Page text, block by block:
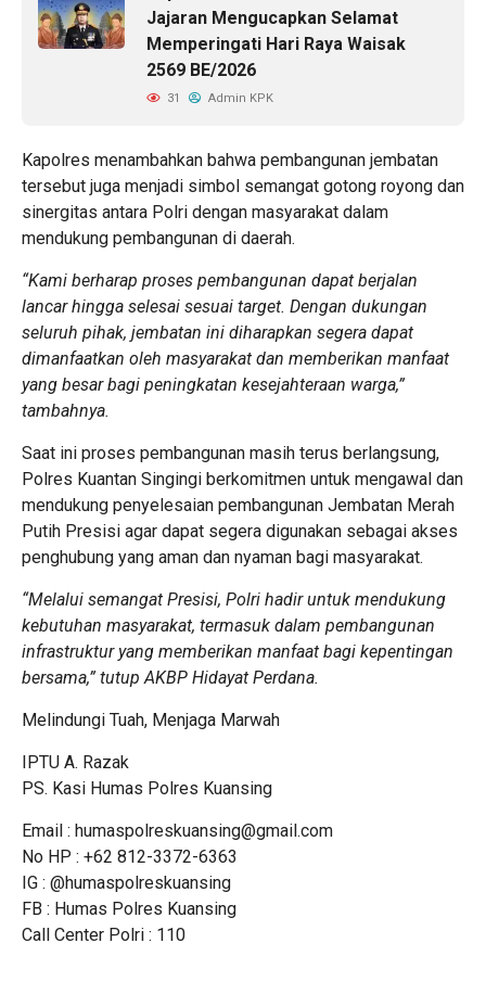
Jajaran Mengucapkan Selamat
Memperingati Hari Raya Waisak
2569 BE/2026
31 Admin KPK
Kapolres menambahkan bahwa pembangunan jembatan
tersebut juga menjadi simbol semangat gotong royong dan
sinergitas antara Polri dengan masyarakat dalam
mendukung pembangunan di daerah.
“Kami berharap proses pembangunan dapat berjalan
lancar hingga selesai sesuai target. Dengan dukungan
seluruh pihak, jembatan ini diharapkan segera dapat
dimanfaatkan oleh masyarakat dan memberikan manfaat
yang besar bagi peningkatan kesejahteraan warga,”
tambahnya.
Saat ini proses pembangunan masih terus berlangsung,
Polres Kuantan Singingi berkomitmen untuk mengawal dan
mendukung penyelesaian pembangunan Jembatan Merah
Putih Presisi agar dapat segera digunakan sebagai akses
penghubung yang aman dan nyaman bagi masyarakat.
“Melalui semangat Presisi, Polri hadir untuk mendukung
kebutuhan masyarakat, termasuk dalam pembangunan
infrastruktur yang memberikan manfaat bagi kepentingan
bersama,” tutup AKBP Hidayat Perdana.
Melindungi Tuah, Menjaga Marwah
IPTU A. Razak
PS. Kasi Humas Polres Kuansing
Email : humaspolreskuansing@gmail.com
No HP : +62 812-3372-6363
IG : @humaspolreskuansing
FB : Humas Polres Kuansing
Call Center Polri : 110